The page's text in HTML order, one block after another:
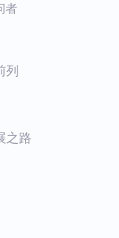
者
列
之路